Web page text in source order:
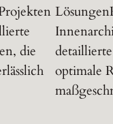
die
optimale